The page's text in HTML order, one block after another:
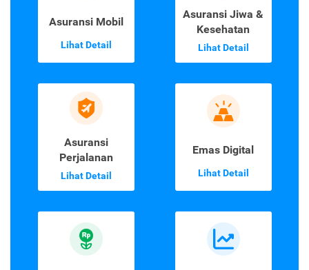
Asuransi Mobil
Lihat Detail
Asuransi Jiwa &
Kesehatan
Lihat Detail
Asuransi
Perjalanan
Lihat Detail
Emas Digital
Lihat Detail